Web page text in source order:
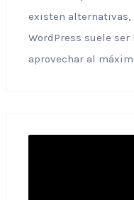
existen alternativas,
WordPress suele
aprovechar al